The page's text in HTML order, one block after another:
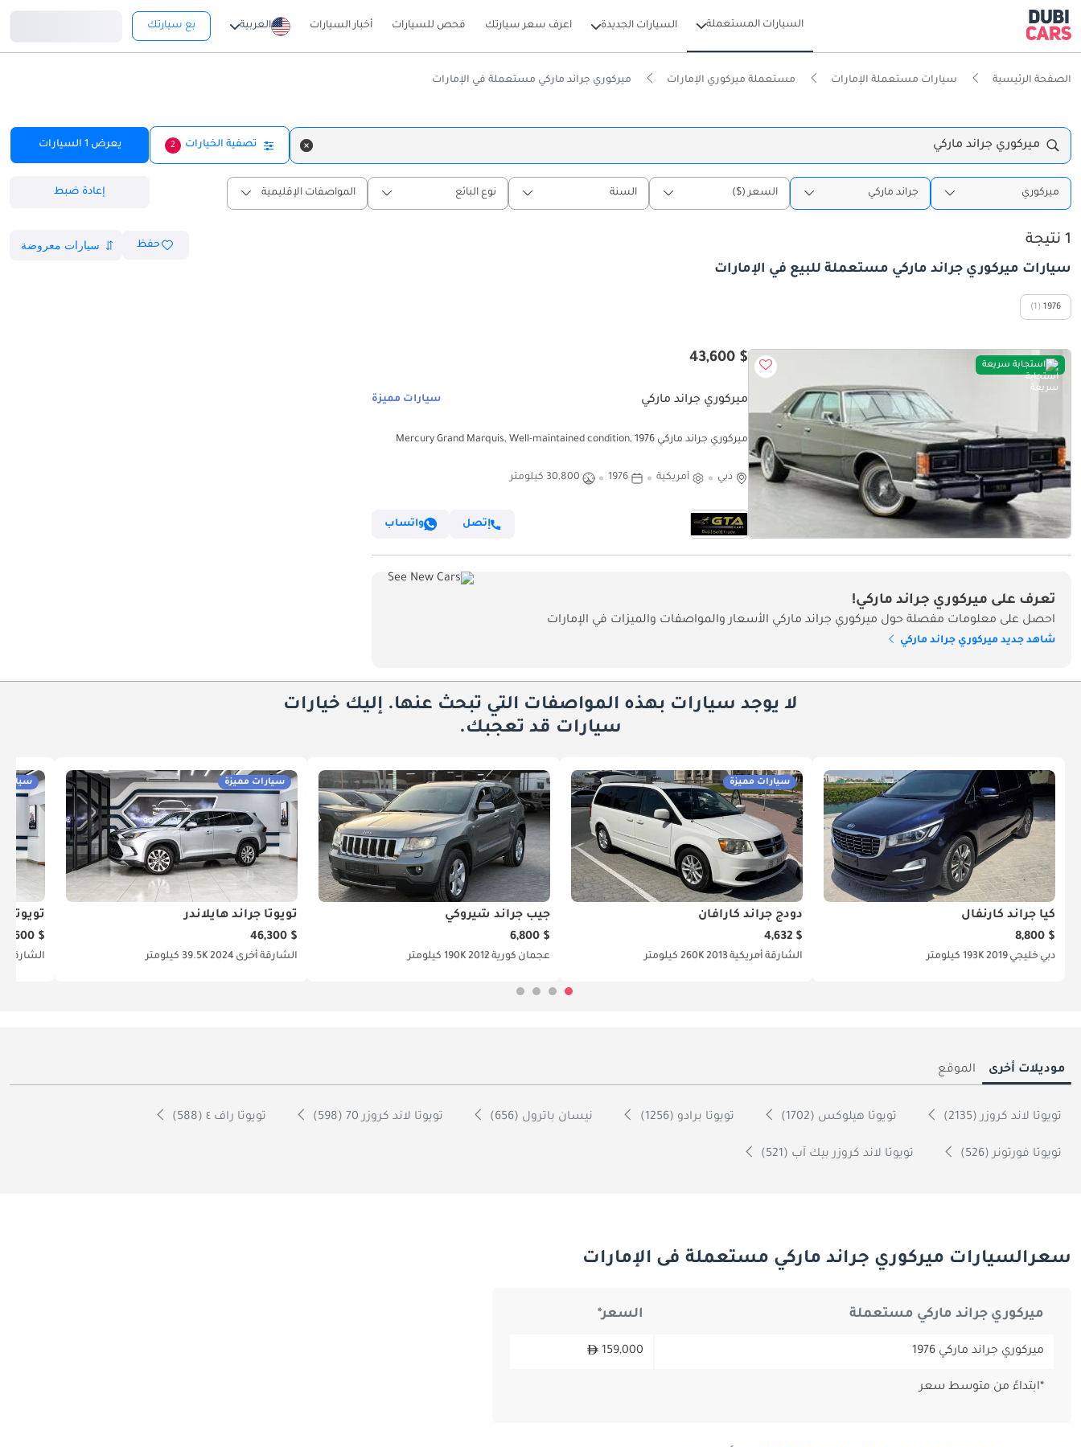
السيارات المستعملة السيارات الجديدة اعرف سعر سيارتك فحص للسيارات أخبار السيارات العربية بع سيارتك
الصفحة الرئيسية سيارات مستعملة الإمارات مستعملة ميركوري الإمارات ميركوري جراند ماركي مستعملة في الإمارات
ميركوري جراند ماركي تصفية الخيارات 2 يعرض 1 السيارات
ميركوري جراند ماركي السعر ($) السنة نوع البائع المواصفات الإقليمية إعادة ضبط
1 نتيجة حفظ
سيارات ميركوري جراند ماركي مستعملة للبيع في الإمارات
1976
(1)
استجابة سريعة $ 43,600
ميركوري جراند ماركي سيارات مميزة
ميركوري جراند ماركي 1976 Mercury Grand Marquis, Well-maintained condition,
دبي أمريكية 1976 30,800 كيلومتر
إتصل واتساب
تعرف على ميركوري جراند ماركي!
احصل على معلومات مفصلة حول ميركوري جراند ماركي الأسعار والمواصفات والميزات في الإمارات
شاهد جديد ميركوري جراند ماركي
لا يوجد سيارات بهذه المواصفات التي تبحث عنها. إليك خيارات
سيارات قد تعجبك.
كيا جراند كارنفال
$ 8,800
دبي خليجي 2019193K كيلومتر
سيارات مميزة
دودج جراند كارافان
$ 4,632
الشارقة أمريكية2013260K كيلومتر
جيب جراند شيروكي
$ 6,800
عجمان كورية 2012190K كيلومتر
سيارات مميزة
تويوتا جراند هايلاندر
$ 46,300
الشارقة أخرى 202439.5K كيلومتر
تويوتا
$ 43,600
الشارقة
موديلات أخرى الموقع
تويوتا لاند كروزر (2135) تويوتا هيلوكس (1702) تويوتا برادو (1256) نيسان باترول (656) تويوتا لاند كروزر 70 (598) تويوتا راف ٤ (588)
تويوتا فورتونر (526) تويوتا لاند كروزر بيك آب (521)
سعرالسيارات ميركوري جراند ماركي مستعملة فى الإمارات
ميركوري جراند ماركي مستعملة السعر*
ميركوري جراند ماركي 1976 159,000
*ابتداءً من متوسط سعر